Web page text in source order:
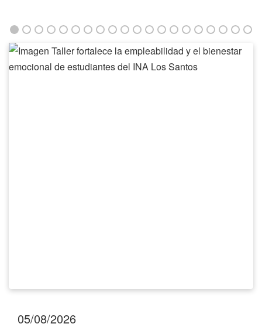
Taller
fortalece
05/08/2026